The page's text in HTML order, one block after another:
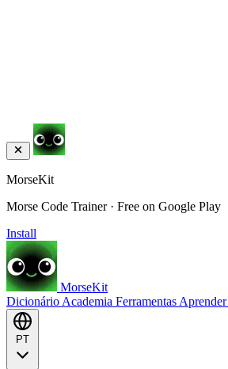
MorseKit
Morse Code Trainer · Free on Google Play
Install
MorseKit
Dicionário Academia Ferramentas Aprender